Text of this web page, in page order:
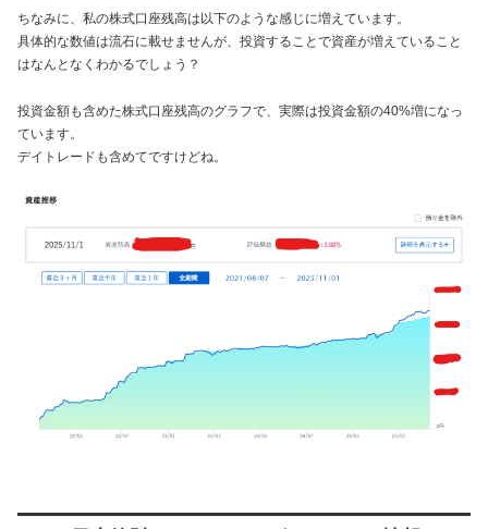
ちなみに、私の株式口座残高は以下のような感じに増えています。
具体的な数値は流石に載せませんが、投資することで資産が増えていること
はなんとなくわかるでしょう？
投資金額も含めた株式口座残高のグラフで、実際は投資金額の40%増になっ
ています。
デイトレードも含めてですけどね。